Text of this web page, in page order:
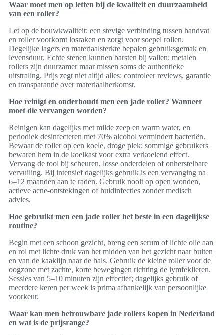
Waar moet men op letten bij de kwaliteit en duurzaamheid
van een roller?
Let op de bouwkwaliteit: een stevige verbinding tussen handvat
en roller voorkomt losraken en zorgt voor soepel rollen.
Degelijke lagers en materiaalsterkte bepalen gebruiksgemak en
levensduur. Echte stenen kunnen barsten bij vallen; metalen
rollers zijn duurzamer maar missen soms de authentieke
uitstraling. Prijs zegt niet altijd alles: controleer reviews, garantie
en transparantie over materiaalherkomst.
Hoe reinigt en onderhoudt men een jade roller? Wanneer
moet die vervangen worden?
Reinigen kan dagelijks met milde zeep en warm water, en
periodiek desinfecteren met 70% alcohol vermindert bacteriën.
Bewaar de roller op een koele, droge plek; sommige gebruikers
bewaren hem in de koelkast voor extra verkoelend effect.
Vervang de tool bij scheuren, losse onderdelen of onherstelbare
vervuiling. Bij intensief dagelijks gebruik is een vervanging na
6–12 maanden aan te raden. Gebruik nooit op open wonden,
actieve acne-ontstekingen of huidinfecties zonder medisch
advies.
Hoe gebruikt men een jade roller het beste in een dagelijkse
routine?
Begin met een schoon gezicht, breng een serum of lichte olie aan
en rol met lichte druk van het midden van het gezicht naar buiten
en van de kaaklijn naar de hals. Gebruik de kleine roller voor de
oogzone met zachte, korte bewegingen richting de lymfeklieren.
Sessies van 5–10 minuten zijn effectief; dagelijks gebruik of
meerdere keren per week is prima afhankelijk van persoonlijke
voorkeur.
Waar kan men betrouwbare jade rollers kopen in Nederland
en wat is de prijsrange?